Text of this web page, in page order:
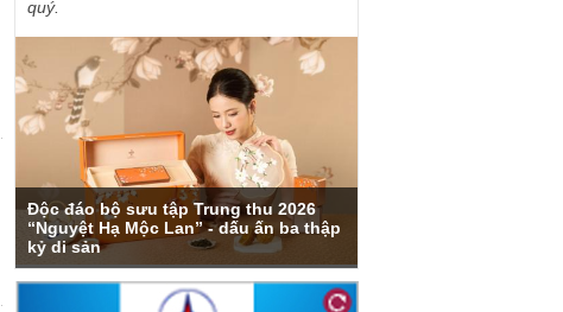
quý.
Độc đáo bộ sưu tập Trung thu 2026
“Nguyệt Hạ Mộc Lan” - dấu ấn ba thập
kỷ di sản